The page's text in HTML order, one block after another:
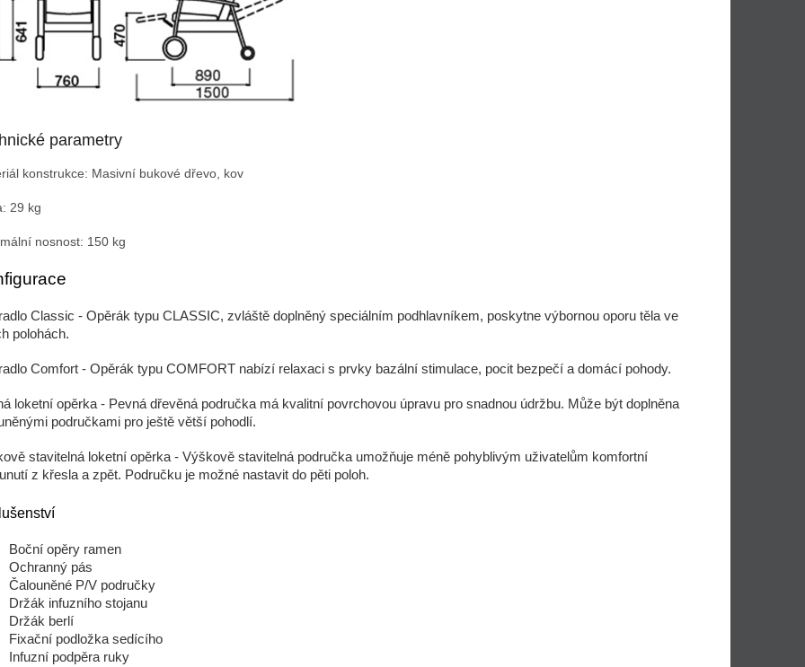
parametry
konstrukce: Masivní bukové dřevo, kov
29 kg
nosnost: 150 kg
Classic - Opěrák typu CLASSIC, zvláště doplněný speciálním podhlavníkem, poskytne výbornou oporu těla ve
polohách.
Comfort - Opěrák typu COMFORT nabízí relaxaci s prvky bazální stimulace, pocit bezpečí a domácí pohody.
loketní opěrka- Pevná dřevěná područka má kvalitní povrchovou úpravu pro snadnou údržbu. Může být doplněna
područkami pro ještě větší pohodlí.
stavitelná loketní opěrka- Výškově stavitelná područka umožňuje méně pohyblivým uživatelům komfortní
z křesla a zpět. Područku je možné nastavit do pěti poloh.
Boční opěry ramen
Ochranný pás
Čalouněné P/V područky
Držák infuzního stojanu
Držák berlí
Fixační podložka sedícího
Infuzní podpěra ruky